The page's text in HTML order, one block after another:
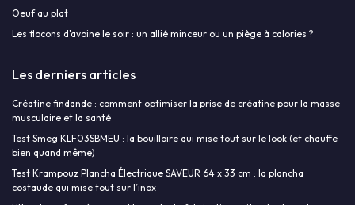
Oeuf au plat
Les flocons d'avoine le soir : un allié minceur ou un piège à calories ?
Les derniers articles
Créatine findande : comment optimiser la prise de créatine pour la masse
musculaire et la santé
Test Smeg KLF03SBMEU : la bouilloire qui mise tout sur le look (et chauffe
bien quand même)
Test Krampouz Plancha Électrique SAVEUR 64 x 33 cm : la plancha
costaude qui mise tout sur l’inox